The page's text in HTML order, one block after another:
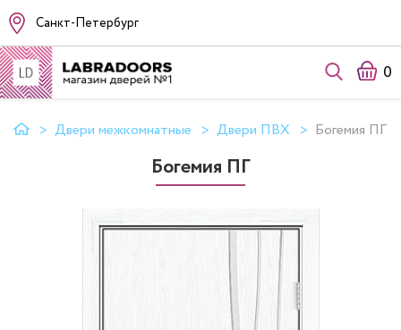
Санкт-Петербург
0
Двери межкомнатные Двери ПВХ Богемия ПГ
Богемия ПГ